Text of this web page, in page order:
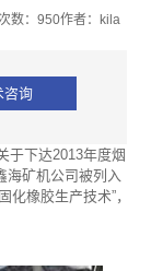
数：950作者：kila
咨询
于下达2013年度烟
海矿机公司被列入
橡胶生产技术”，